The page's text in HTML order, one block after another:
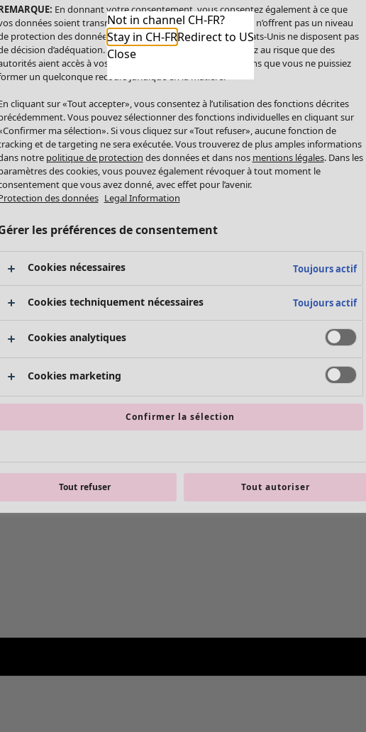
Not in channel CH-FR?
Stay in CH-FRRedirect to US
Close
En donnant votre consentement, vous consentez également à ce que
données soient transmises aux États-Unis. Les États-Unis n’offrent pas un niveau
protection des données comparable à celui de l’UE. Les États-Unis ne disposent pas
décision d’adéquation. Par conséquent, vous vous exposez au risque que des
aient accès à vos données à caractère personnel sans que vous ne puissiez
un quelconque recours juridique en la matière.
cliquant sur «Tout accepter», vous consentez à l’utilisation des fonctions décrites
Vous pouvez sélectionner des fonctions individuelles en cliquant sur
ma sélection». Si vous cliquez sur «Tout refuser», aucune fonction de
et de targeting ne sera exécutée. Vous trouverez de plus amples informations
notre politique de protection des données et dans nos mentions légales. Dans les
des cookies, vous pouvez également révoquer à tout moment le
que vous avez donné, avec effet pour l’avenir.
des données Legal Information
les préférences de consentement
Cookies nécessaires Toujours actif
Cookies techniquement nécessaires Toujours actif
Cookies analytiques
Cookies marketing
Confirmer la sélection
Tout refuser Tout autoriser